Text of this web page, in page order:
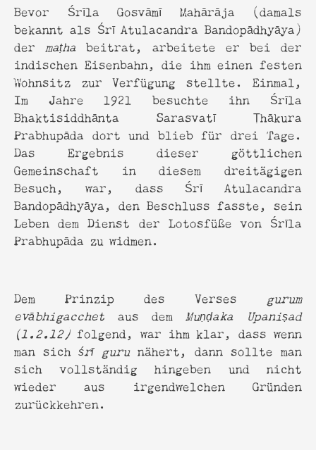
Bevor Śrīla Gosvāmī Mahārāja (damals
bekannt als Śrī Atulacandra Bandopādhyāya)
der maṭhabeitrat, arbeitete er bei der
indischen Eisenbahn, die ihm einen festen
Wohnsitz zur Verfügung stellte. Einmal,
Im Jahre 1921 besuchte ihn Śrīla
Bhaktisiddhānta Sarasvatī Ṭhākura
Prabhupāda dort und blieb für drei Tage.
Das Ergebnis dieser göttlichen
Gemeinschaft in diesem dreitägigen
Besuch, war, dass Śrī Atulacandra
Bandopādhyāya, den Beschluss fasste, sein
Leben dem Dienst der Lotosfüße von Śrīla
Prabhupāda zu widmen.
Dem Prinzip des Verses gurum
evābhigacchetaus dem Muṇḍaka Upaniṣad
(1.2.12) folgend, war ihm klar, dass wenn
man sich śrī gurunähert, dann sollte man
sich vollständig hingeben und nicht
wieder aus irgendwelchen Gründen
zurückkehren.